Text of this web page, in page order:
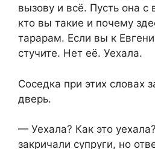
вызову и всё. Пусть она с
кто вы такие и почему
тарарам. Если вы к
стучите. Нет её. Уехала.
Соседка при этих словах
дверь.
— Уехала? Как это
закричали супруги, но